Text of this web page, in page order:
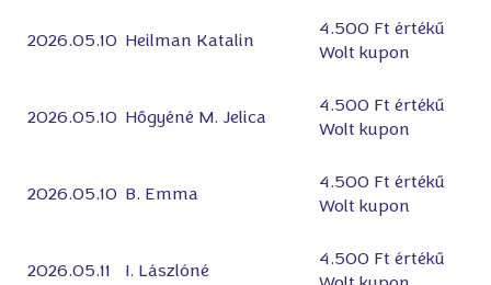
2026.05.10 Heilman Katalin
4.500 Ft értékű
Wolt kupon
2026.05.10 Hőgyéné M. Jelica
4.500 Ft értékű
Wolt kupon
2026.05.10 B. Emma
4.500 Ft értékű
Wolt kupon
2026.05.11 I. Lászlóné
4.500 Ft értékű